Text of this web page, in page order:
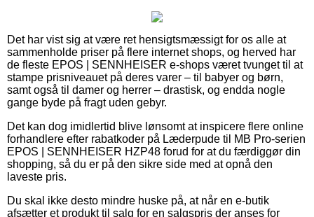
Det har vist sig at være ret hensigtsmæssigt for os alle at
sammenholde priser på flere internet shops, og herved har
de fleste EPOS | SENNHEISER e-shops været tvunget til at
stampe prisniveauet på deres varer – til babyer og børn,
samt også til damer og herrer – drastisk, og endda nogle
gange byde på fragt uden gebyr.
Det kan dog imidlertid blive lønsomt at inspicere flere online
forhandlere efter rabatkoder på Læderpude til MB Pro-serien
EPOS | SENNHEISER HZP48 forud for at du færdiggør din
shopping, så du er på den sikre side med at opnå den
laveste pris.
Du skal ikke desto mindre huske på, at når en e-butik
afsætter et produkt til salg for en salgspris der anses for